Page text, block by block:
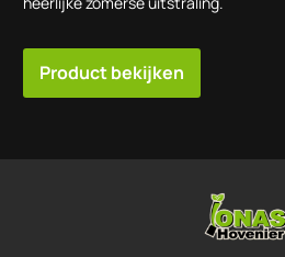
Product bekijken